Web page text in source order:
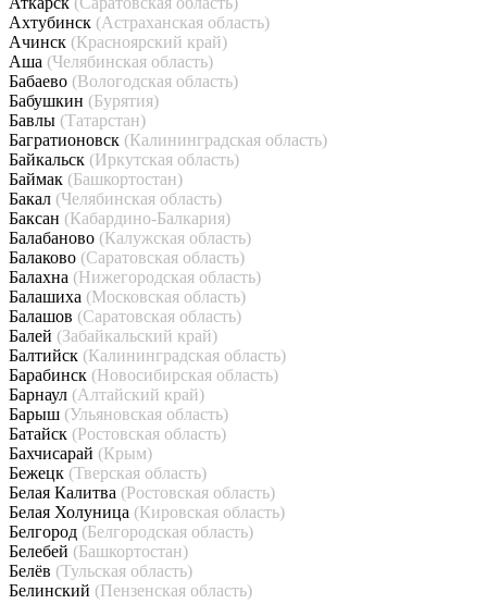
Ахтубинск (Астраханская область)
Ачинск (Красноярский край)
Аша (Челябинская область)
Бабаево (Вологодская область)
Бабушкин (Бурятия)
Бавлы (Татарстан)
Багратионовск (Калининградская область)
Байкальск (Иркутская область)
Баймак (Башкортостан)
Бакал (Челябинская область)
Баксан (Кабардино-Балкария)
Балабаново (Калужская область)
Балаково (Саратовская область)
Балахна (Нижегородская область)
Балашиха (Московская область)
Балашов (Саратовская область)
Балей (Забайкальский край)
Балтийск (Калининградская область)
Барабинск (Новосибирская область)
Барнаул (Алтайский край)
Барыш (Ульяновская область)
Батайск (Ростовская область)
Бахчисарай (Крым)
Бежецк (Тверская область)
Белая Калитва (Ростовская область)
Белая Холуница (Кировская область)
Белгород (Белгородская область)
Белебей (Башкортостан)
Белёв (Тульская область)
Белинский (Пензенская область)